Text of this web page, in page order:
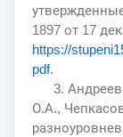
1897 от 17
https://
pdf.
3.
О.А.,